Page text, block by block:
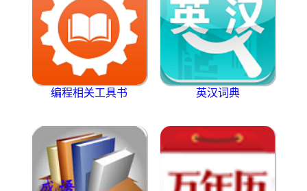
编程相关工具书 英汉词典